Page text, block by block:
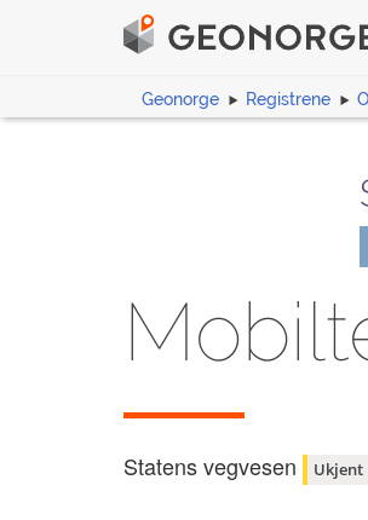
Geonorge Registrene
Statens vegvesen Ukjent